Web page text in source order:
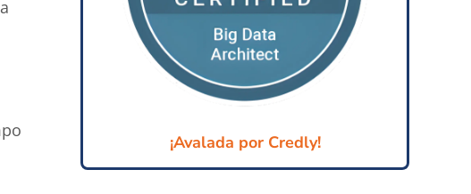
¡Avalada por Credly!